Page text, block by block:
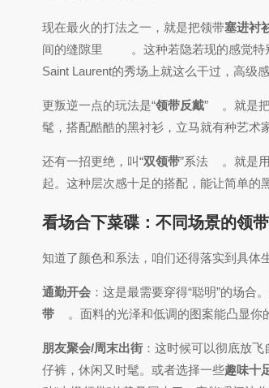
现在最火的打法之一，就是把领带塞进衬
间的缝隙里
。这种若隐若现的感觉
Saint Laurent的秀场上就这么干过，高级
更叛逆一点的玩法是“领带反戴” 。就是
髦，搭配酷酷的黑衬衫，立马就有种艺术
还有一招更绝，叫“双领带”系法
。就是
起。这种层次感十足的搭配，能让简单的
看场合下菜碟：不同场景的领
知道了颜色和系法，咱们还得落实到具体
通勤开会 ：这是最需要穿得“聪明”的场合
带
。面料的光泽和低调的图案能凸显
朋友聚会/周末出街 ：这时候可以彻底放飞
仔裤，休闲又时髦。或者选择一些趣味十